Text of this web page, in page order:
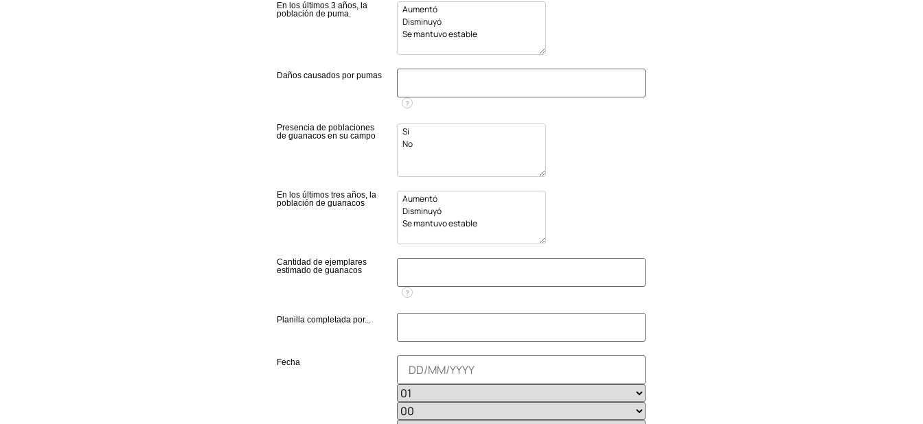
En los últimos 3 años, la
población de puma.
Daños causados por pumas
?
Presencia de poblaciones
de guanacos en su campo
En los últimos tres años, la
población de guanacos
Cantidad de ejemplares
estimado de guanacos
?
Planilla completada por...
Fecha